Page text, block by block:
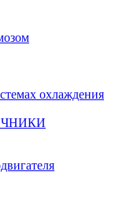
охлаждения